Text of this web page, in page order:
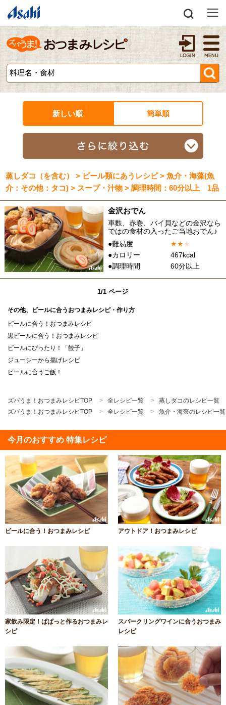
新しい順 簡単順
蒸しダコ（を含む） > ビール類にあうレシピ > 魚介・海藻(魚
介：その他：タコ) > スープ・汁物 > 調理時間：60分以上 1品
金沢おでん
車麩、赤巻、バイ貝などの金沢なら
ではの食材の入ったご当地おでん♪
●難易度
★★★
●カロリー
467kcal
●調理時間
60分以上
1/1 ページ
その他、ビールに合うおつまみレシピ・作り方
ビールに合う！おつまみレシピ
黒ビールに合う！おつまみレシピ
ビールにぴったり！「餃子」
ジューシーから揚げレシピ
ビールに合うご飯！
ズバうま！おつまみレシピTOP 全レシピ一覧
蒸しダコのレシピ一覧
ズバうま！おつまみレシピTOP
全レシピ一覧 魚介・海藻のレシピ一覧
今月のおすすめ 特集レシピ
ビールに合う！おつまみレシピ アウトドア！おつまみレシピ
家飲み限定！ぱぱっと作るおつまみレ
シピ
スパークリングワインに合うおつまみ
レシピ